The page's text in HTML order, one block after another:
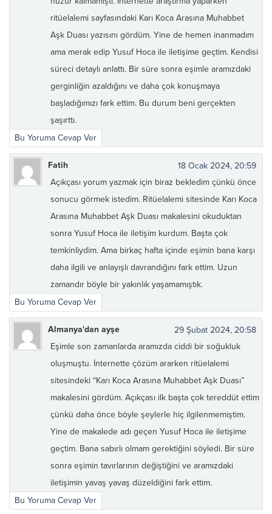
ritüelalemi sayfasındaki Karı Koca Arasına Muhabbet
Aşk Duası yazısını gördüm. Yine de hemen inanmadım
ama merak edip Yusuf Hoca ile iletişime geçtim. Kendisi
süreci detaylı anlattı. Bir süre sonra eşimle aramızdaki
gerginliğin azaldığını ve daha çok konuşmaya
başladığımızı fark ettim. Bu durum beni gerçekten
şaşırttı.
Bu Yoruma Cevap Ver
Fatih
18 Ocak 2024, 20:59
Açıkçası yorum yazmak için biraz bekledim çünkü önce
sonucu görmek istedim. Ritüelalemi sitesinde Karı Koca
Arasına Muhabbet Aşk Duası makalesini okuduktan
sonra Yusuf Hoca ile iletişim kurdum. Başta çok
temkinliydim. Ama birkaç hafta içinde eşimin bana karşı
daha ilgili ve anlayışlı davrandığını fark ettim. Uzun
zamandır böyle bir yakınlık yaşamamıştık.
Bu Yoruma Cevap Ver
Almanya'dan ayşe
29 Şubat 2024, 20:58
Eşimle son zamanlarda aramızda ciddi bir soğukluk
oluşmuştu. İnternette çözüm ararken ritüelalemi
sitesindeki “Karı Koca Arasına Muhabbet Aşk Duası”
makalesini gördüm. Açıkçası ilk başta çok tereddüt ettim
çünkü daha önce böyle şeylerle hiç ilgilenmemiştim.
Yine de makalede adı geçen Yusuf Hoca ile iletişime
geçtim. Bana sabırlı olmam gerektiğini söyledi. Bir süre
sonra eşimin tavırlarının değiştiğini ve aramızdaki
iletişimin yavaş yavaş düzeldiğini fark ettim.
Bu Yoruma Cevap Ver